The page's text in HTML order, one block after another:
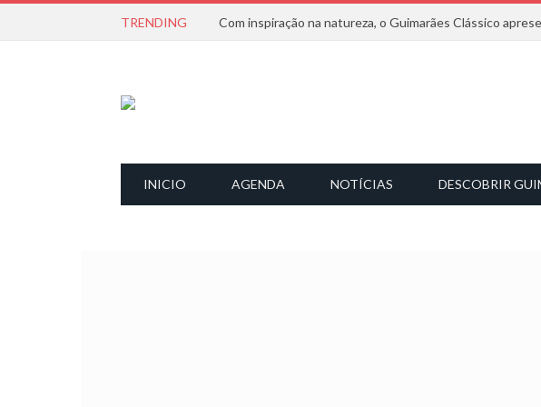
TRENDING
INICIO AGENDA NOTÍCIAS DESCOBRIR